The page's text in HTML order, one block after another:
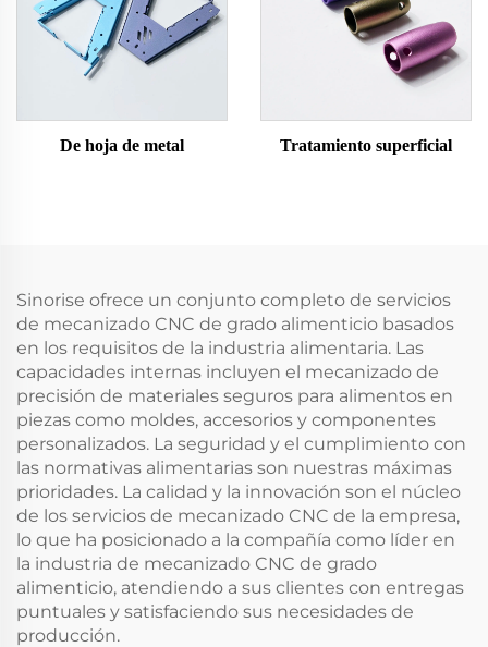
De hoja de metal Tratamiento superficial
Sinorise ofrece un conjunto completo de servicios
de mecanizado CNC de grado alimenticio basados
en los requisitos de la industria alimentaria. Las
capacidades internas incluyen el mecanizado de
precisión de materiales seguros para alimentos en
piezas como moldes, accesorios y componentes
personalizados. La seguridad y el cumplimiento con
las normativas alimentarias son nuestras máximas
prioridades. La calidad y la innovación son el núcleo
de los servicios de mecanizado CNC de la empresa,
lo que ha posicionado a la compañía como líder en
la industria de mecanizado CNC de grado
alimenticio, atendiendo a sus clientes con entregas
puntuales y satisfaciendo sus necesidades de
producción.